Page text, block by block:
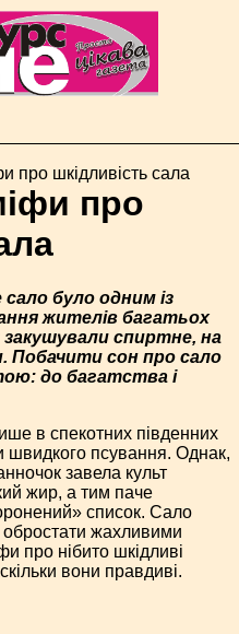
про
було одним із
жителів багатьох
закушували спиртне, на
Побачити сон про сало
до багатства і
в спекотних південних
швидкого псування. Однак,
завела культ
жир, а тим паче
список. Сало
обростати жахливими
про нібито шкідливі
вони правдиві.